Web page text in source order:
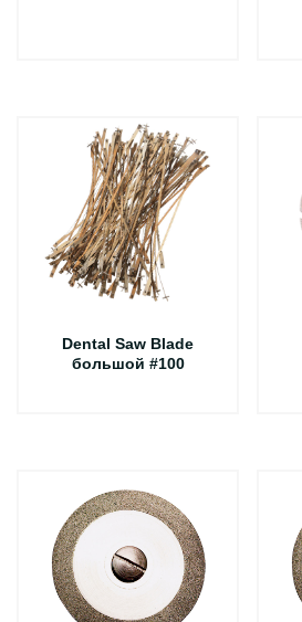
Dental Saw Blade
большой #100